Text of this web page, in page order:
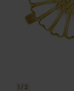
1 / 2